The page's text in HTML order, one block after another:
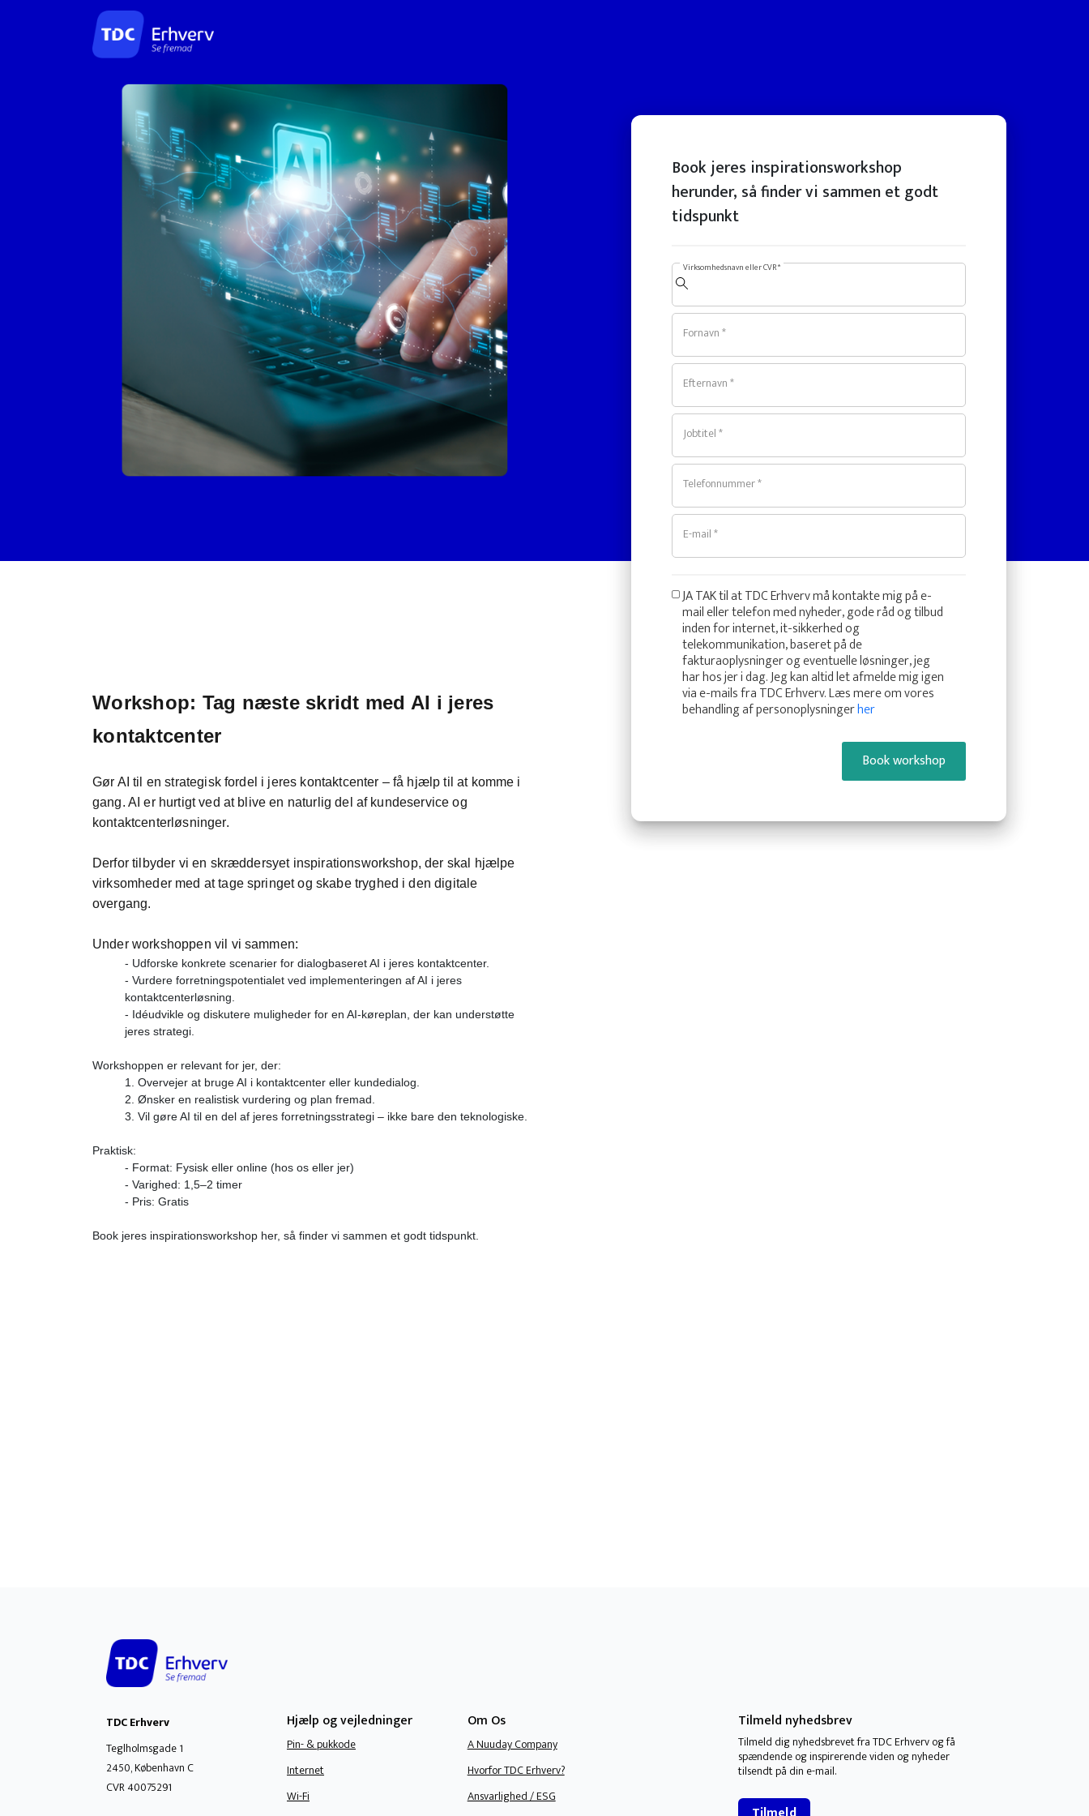
Book jeres inspirationsworkshop
herunder, så finder vi sammen et godt
tidspunkt
Virksomhedsnavn eller CVR *
Fornavn *
Efternavn *
Jobtitel *
Telefonnummer *
E-mail *
JA TAK til at TDC Erhverv må kontakte mig på e-
mail eller telefon med nyheder, gode råd og tilbud
inden for internet, it-sikkerhed og
telekommunikation, baseret på de
fakturaoplysninger og eventuelle løsninger, jeg
har hos jer i dag. Jeg kan altid let afmelde mig igen
via e-mails fra TDC Erhverv. Læs mere om vores
behandling af personoplysningerher
Book workshop
Workshop: Tag næste skridt med AI i jeres
kontaktcenter
Gør AI til en strategisk fordel i jeres kontaktcenter – få hjælp til at komme i
gang. AI er hurtigt ved at blive en naturlig del af kundeservice og
kontaktcenterløsninger.
Derfor tilbyder vi en skræddersyet inspirationsworkshop, der skal hjælpe
virksomheder med at tage springet og skabe tryghed i den digitale
overgang.
Under workshoppen vil vi sammen:
- Udforske konkrete scenarier for dialogbaseret AI i jeres kontaktcenter.
- Vurdere forretningspotentialet ved implementeringen af AI i jeres
kontaktcenterløsning.
- Idéudvikle og diskutere muligheder for en AI-køreplan, der kan understøtte
jeres strategi.
Workshoppen er relevant for jer, der:
1. Overvejer at bruge AI i kontaktcenter eller kundedialog.
2. Ønsker en realistisk vurdering og plan fremad.
3. Vil gøre AI til en del af jeres forretningsstrategi – ikke bare den teknologiske.
Praktisk:
- Format: Fysisk eller online (hos os eller jer)
- Varighed: 1,5–2 timer
- Pris: Gratis
Book jeres inspirationsworkshop her, så finder vi sammen et godt tidspunkt.
TDC Erhverv
Teglholmsgade 1
2450, København C
CVR 40075291
Hjælp og vejledninger
Pin- & pukkode
Internet
Wi-Fi
Om Os
A Nuuday Company
Hvorfor TDC Erhverv?
Ansvarlighed / ESG
Tilmeld nyhedsbrev
Tilmeld dig nyhedsbrevet fra TDC Erhverv og få
spændende og inspirerende viden og nyheder
tilsendt på din e-mail.